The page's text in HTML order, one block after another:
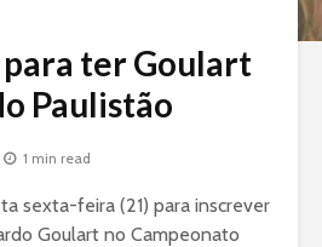
ter Goulart
Paulistão
1 min read
sexta-feira (21) para inscrever
Goulart no Campeonato